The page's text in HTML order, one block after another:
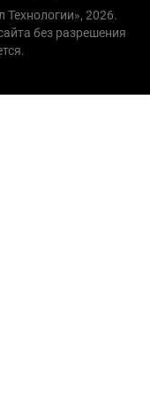
2026.
без разрешения